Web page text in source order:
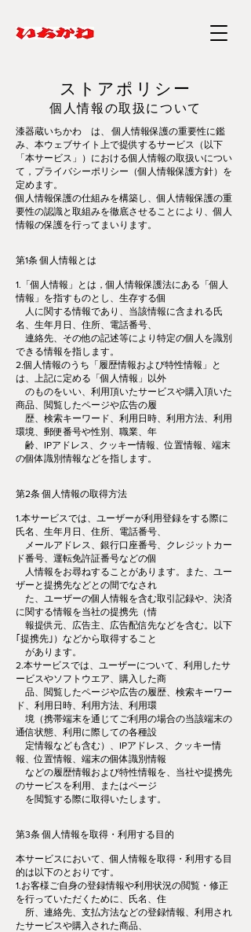
ストアポリシー
個人情報の取扱について
漆器蔵いちかわ は、 個人情報保護の重要性に鑑
み、本ウェブサイト上で提供するサービス（以下
「本サービス」）における個人情報の取扱いについ
て，プライバシーポリシー（個人情報保護方針）を
定めます。
個人情報保護の仕組みを構築し、個人情報保護の重
要性の認識と取組みを徹底させることにより、個人
情報の保護を行ってまいります。
第1条 個人情報とは
1.「個人情報」とは，個人情報保護法にある「個人
情報」を指すものとし、生存する個
人に関する情報であり、当該情報に含まれる氏
名、生年月日、住所、電話番号、
連絡先、その他の記述等により特定の個人を識別
できる情報を指します。
2.個人情報のうち「履歴情報および特性情報」と
は、上記に定める「個人情報」以外
のものをいい、利用頂いたサービスや購入頂いた
商品、閲覧したページや広告の履
歴、検索キーワード、利用日時、利用方法、利用
環境、郵便番号や性別、職業、年
齢、IPアドレス、クッキー情報、位置情報、端末
の個体識別情報などを指します。
第2条 個人情報の取得方法
1.本サービスでは、ユーザーが利用登録をする際に
氏名、生年月日、住所、電話番号、
メールアドレス、銀行口座番号、クレジットカー
ド番号、運転免許証番号などの個
人情報をお尋ねすることがあります。また、ユー
ザーと提携先などとの間でなされ
た、ユーザーの個人情報を含む取引記録や、決済
に関する情報を当社の提携先（情
報提供元、広告主、広告配信先などを含む。以下
｢提携先｣）などから取得すること
があります。
2.本サービスでは、ユーザーについて、利用したサ
ービスやソフトウエア、購入した商
品、閲覧したページや広告の履歴、検索キーワー
ド、利用日時、利用方法、利用環
境（携帯端末を通じてご利用の場合の当該端末の
通信状態、利用に際しての各種設
定情報なども含む）、IPアドレス、クッキー情
報、位置情報、端末の個体識別情報
などの履歴情報および特性情報を、当社や提携先
のサービスを利用、またはページ
を閲覧する際に取得いたします。
第3条 個人情報を取得・利用する目的
本サービスにおいて、個人情報を取得・利用する目
的は以下のとおりです。
1.お客様ご自身の登録情報や利用状況の閲覧・修正
を行っていただくために、氏名、住
所、連絡先、支払方法などの登録情報、利用され
たサービスや購入された商品、